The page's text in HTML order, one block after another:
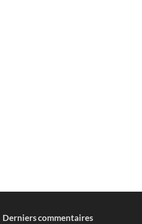
Derniers commentaires